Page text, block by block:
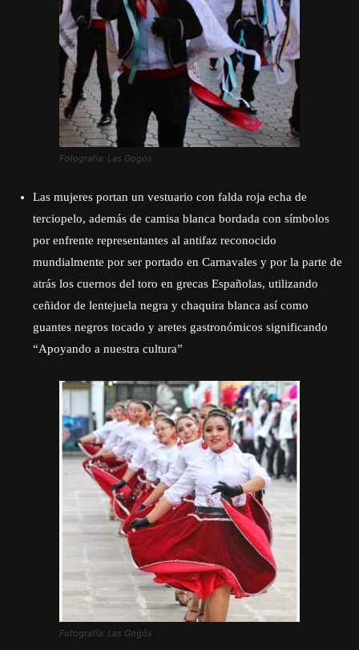
Fotografía: Las Gogós
Las mujeres portan un vestuario con falda roja echa de
terciopelo, además de camisa blanca bordada con símbolos
por enfrente representantes al antifaz reconocido
mundialmente por ser portado en Carnavales y por la parte de
atrás los cuernos del toro en grecas Españolas, utilizando
ceñidor de lentejuela negra y chaquira blanca así como
guantes negros tocado y aretes gastronómicos significando
“Apoyando a nuestra cultura”
Fotografía: Las Gogós